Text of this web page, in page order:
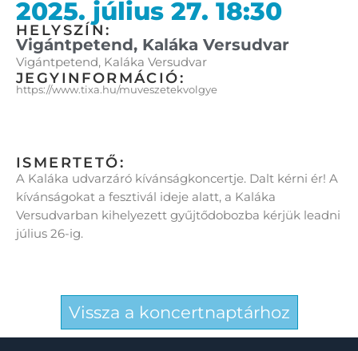
2025. július 27. 18:30
HELYSZÍN:
Vigántpetend, Kaláka Versudvar
Vigántpetend, Kaláka Versudvar
JEGYINFORMÁCIÓ:
https://www.tixa.hu/muveszetekvolgye
ISMERTETŐ:
A Kaláka udvarzáró kívánságkoncertje. Dalt kérni ér! A
kívánságokat a fesztivál ideje alatt, a Kaláka
Versudvarban kihelyezett gyűjtődobozba kérjük leadni
július 26-ig.
Vissza a koncertnaptárhoz